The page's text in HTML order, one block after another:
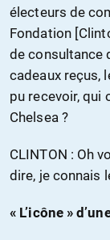
électeurs de
Fondation
de consultance
cadeaux reçus,
pu recevoir, qui
Chelsea ?
CLINTON : Oh
dire, je connais
« L’icône »